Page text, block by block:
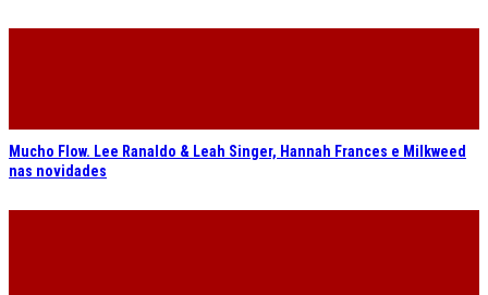
Mucho Flow. Lee Ranaldo & Leah Singer, Hannah Frances e Milkweed
nas novidades